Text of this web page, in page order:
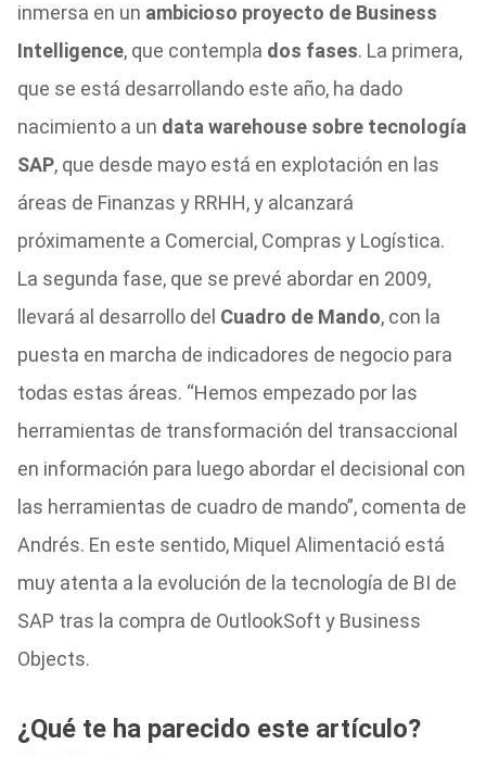
inmersa en un ambicioso proyecto de Business
Intelligence, que contempla dos fases. La primera,
que se está desarrollando este año, ha dado
nacimiento a un data warehouse sobre tecnología
SAP, que desde mayo está en explotación en las
áreas de Finanzas y RRHH, y alcanzará
próximamente a Comercial, Compras y Logística.
La segunda fase, que se prevé abordar en 2009,
llevará al desarrollo del Cuadro de Mando, con la
puesta en marcha de indicadores de negocio para
todas estas áreas. “Hemos empezado por las
herramientas de transformación del transaccional
en información para luego abordar el decisional con
las herramientas de cuadro de mando”, comenta de
Andrés. En este sentido, Miquel Alimentació está
muy atenta a la evolución de la tecnología de BI de
SAP tras la compra de OutlookSoft y Business
Objects.
¿Qué te ha parecido este artículo?